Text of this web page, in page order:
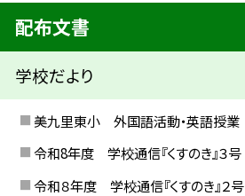
配布文書
学校だより
美九里東小 外国語活動・英語授業
令和8年度 学校通信『くすのき』３号
令和８年度 学校通信『くすのき』２号